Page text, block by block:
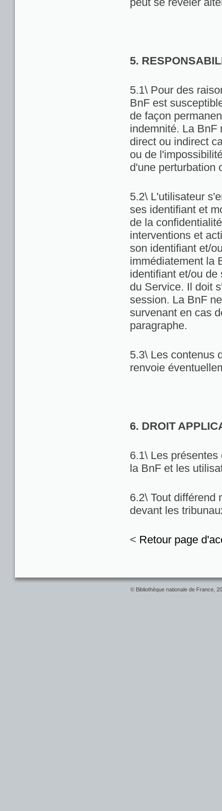
5.
5.1\ Pour des
BnF est
de façon
indemnité. La BnF
direct ou indirect
ou de
d'une perturbation
5.2\ L'utilisateur
ses identifiant et
de la
interventions et
son identifiant et/
immédiatement la
identifiant et/ou
du Service. Il doit
session. La BnF
survenant en cas
paragraphe.
5.3\ Les contenus
renvoie
6. DROIT
6.1\ Les
la BnF et les
6.2\ Tout différend
devant les
< Retour page
© Bibliothèque nationale de France,